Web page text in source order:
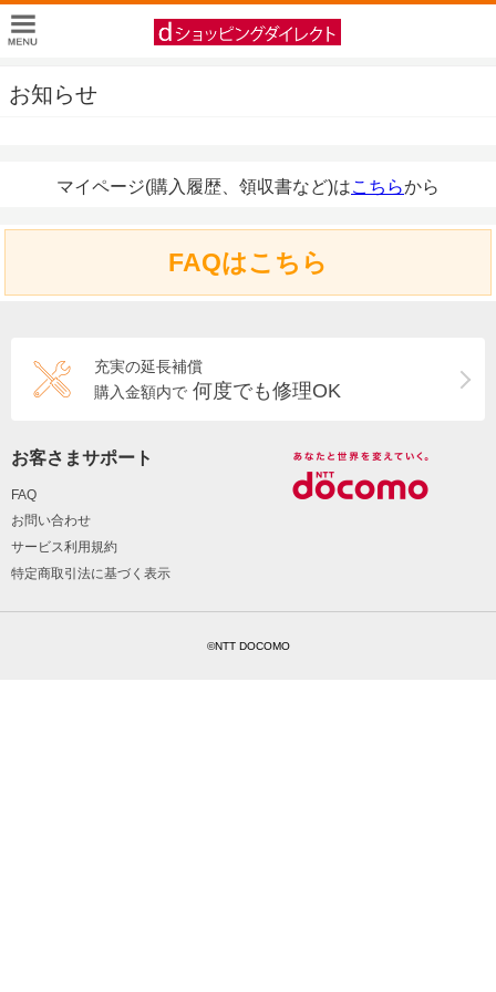
お知らせ
マイページ(購入履歴、領収書など)はこちらから
FAQはこちら
充実の延長補償
購入金額内で 何度でも修理OK
お客さまサポート
FAQ
お問い合わせ
サービス利用規約
特定商取引法に基づく表示
©NTT DOCOMO